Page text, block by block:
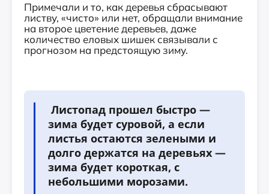
Примечали и то, как деревья сбрасывают
листву, «чисто» или нет, обращали внимание
на второе цветение деревьев, даже
количество еловых шишек связывали с
прогнозом на предстоящую зиму.
Листопад прошел быстро —
зима будет суровой, а если
листья остаются зелеными и
долго держатся на деревьях —
зима будет короткая, с
небольшими морозами.